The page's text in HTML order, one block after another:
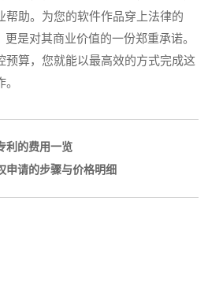
帮助。为您的软件作品穿上法律的
是对其商业价值的一份郑重承诺。
预算，您就能以最高效的方式完成这
利的费用一览
申请的步骤与价格明细